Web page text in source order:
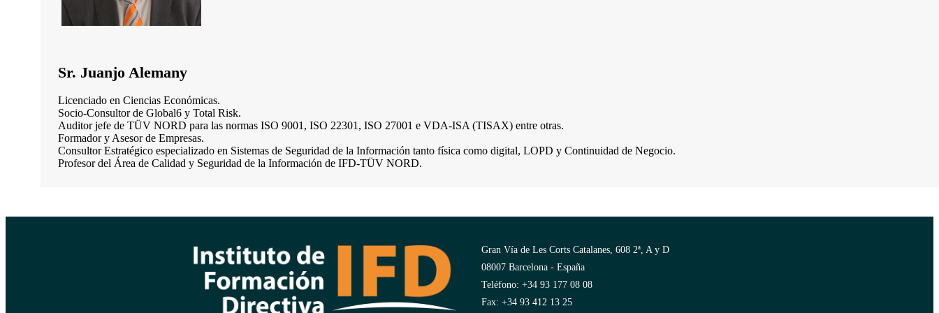
Sr. Juanjo Alemany
Licenciado en Ciencias Económicas.
Socio-Consultor de Global6 y Total Risk.
Auditor jefe de TÜV NORD para las normas ISO 9001, ISO 22301, ISO 27001 e VDA-ISA (TISAX) entre otras.
Formador y Asesor de Empresas.
Consultor Estratégico especializado en Sistemas de Seguridad de la Información tanto física como digital, LOPD y Continuidad de Negocio.
Profesor del Área de Calidad y Seguridad de la Información de IFD-TÜV NORD.
Gran Vía de Les Corts Catalanes, 608 2ª, A y D
08007 Barcelona - España
Teléfono: +34 93 177 08 08
Fax: +34 93 412 13 25